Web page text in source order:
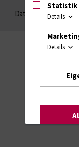
Datenschutzhinweise
Statistik
Details
Details